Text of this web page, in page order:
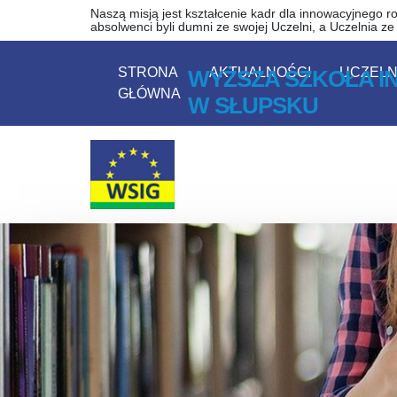
Wyższa Szkoła
Przejdź do zawartości strony
Przejdź do menuNaszą misją jest kształcenie kadr dla innowacyjnego
absolwenci byli dumni ze swojej Uczelni, a Uczelnia ze
STRONA
GŁÓWNA
AKTUALNOŚCI
WYŻSZA SZKOŁA
W SŁUPSKU